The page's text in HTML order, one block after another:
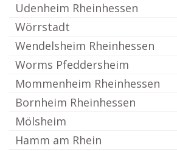
Udenheim Rheinhessen
Wörrstadt
Wendelsheim Rheinhessen
Worms Pfeddersheim
Mommenheim Rheinhessen
Bornheim Rheinhessen
Mölsheim
Hamm am Rhein